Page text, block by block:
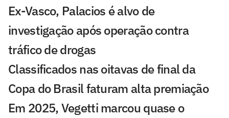
Ex-Vasco, Palacios é alvo de
investigação após operação contra
tráfico de drogas
Classificados nas oitavas de final da
Copa do Brasil faturam alta premiação
Em 2025, Vegetti marcou quase o